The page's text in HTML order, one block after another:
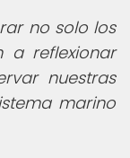
no solo los
a reflexionar
nuestras
marino